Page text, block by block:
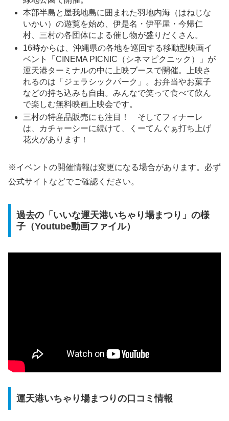
本部半島と屋我地島に囲まれた羽地内海（はねじな
いかい）の遊覧を始め、伊是名・伊平屋・今帰仁
村、三村の各団体による催し物が盛りだくさん。
16時からは、沖縄県の各地を巡回する移動型映画イ
ベント「CINEMA PICNIC（シネマピクニック）」が
運天港ターミナルの中に上映ブースで開催。上映さ
れるのは「ジェラシックパーク」。お弁当やお菓子
などの持ち込みも自由。みんなで笑って食べて飲ん
で楽しむ無料映画上映会です。
三村の特産品販売にも注目！ そしてフィナーレ
は、カチャーシーに続けて、くーてんぐぁ打ち上げ
花火があります！
※イベントの開催情報は変更になる場合があります。必ず
公式サイトなどでご確認ください。
過去の「いいな運天港いちゃり場まつり」の様
子（Youtube動画ファイル）
運天港いちゃり場まつりの口コミ情報